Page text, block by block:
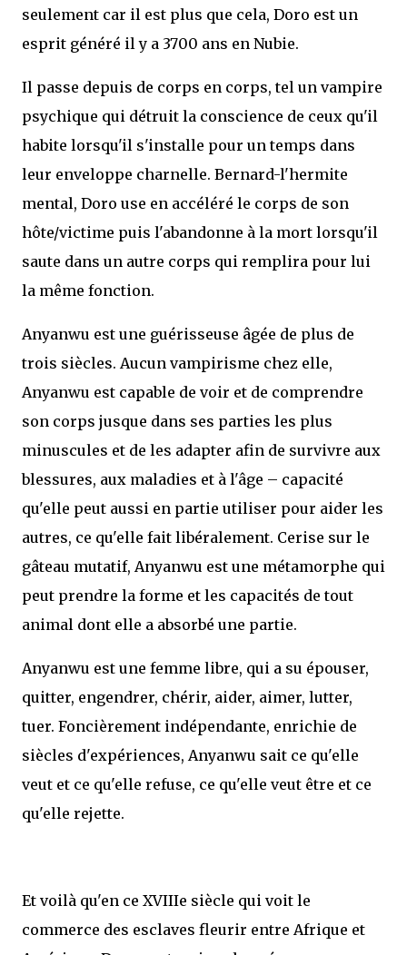
seulement car il est plus que cela, Doro est un
esprit généré il y a 3700 ans en Nubie.
Il passe depuis de corps en corps, tel un vampire
psychique qui détruit la conscience de ceux qu'il
habite lorsqu'il s'installe pour un temps dans
leur enveloppe charnelle. Bernard-l'hermite
mental, Doro use en accéléré le corps de son
hôte/victime puis l'abandonne à la mort lorsqu'il
saute dans un autre corps qui remplira pour lui
la même fonction.
Anyanwu est une guérisseuse âgée de plus de
trois siècles. Aucun vampirisme chez elle,
Anyanwu est capable de voir et de comprendre
son corps jusque dans ses parties les plus
minuscules et de les adapter afin de survivre aux
blessures, aux maladies et à l'âge – capacité
qu'elle peut aussi en partie utiliser pour aider les
autres, ce qu'elle fait libéralement. Cerise sur le
gâteau mutatif, Anyanwu est une métamorphe qui
peut prendre la forme et les capacités de tout
animal dont elle a absorbé une partie.
Anyanwu est une femme libre, qui a su épouser,
quitter, engendrer, chérir, aider, aimer, lutter,
tuer. Foncièrement indépendante, enrichie de
siècles d'expériences, Anyanwu sait ce qu'elle
veut et ce qu'elle refuse, ce qu'elle veut être et ce
qu'elle rejette.
Et voilà qu'en ce XVIIIe siècle qui voit le
commerce des esclaves fleurir entre Afrique et